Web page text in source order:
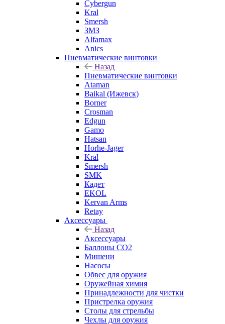
Cybergun
Kral
Smersh
ЗМЗ
Alfamax
Anics
Пневматические винтовки
Назад
Пневматические винтовки
Ataman
Baikal (Ижевск)
Borner
Crosman
Edgun
Gamo
Hatsan
Horhe-Jager
Kral
Smersh
SMK
Кадет
EKOL
Kervan Arms
Retay
Аксессуары
Назад
Аксессуары
Баллоны СО2
Мишени
Насосы
Обвес для оружия
Оружейная химия
Принадлежности для чистки
Пристрелка оружия
Столы для стрельбы
Чехлы для оружия